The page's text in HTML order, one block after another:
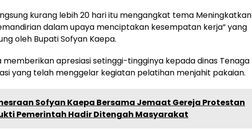
kurang lebih 20 hari itu mengangkat tema Meningkatkan
dalam upaya menciptakan kesempatan kerja” yang
oleh Bupati Sofyan Kaepa.
memberikan apresiasi setinggi-tingginya kepada dinas Tenaga
yang telah menggelar kegiatan pelatihan menjahit pakaian.
Sofyan Kaepa Bersama Jemaat Gereja Protestan
Pemerintah Hadir Ditengah Masyarakat